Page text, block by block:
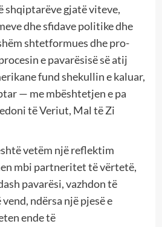
shqiptarëve gjatë viteve,
dhe sfidave politike dhe
shtetformues dhe pro-
e pavarësisë së atij
fund shekullin e kaluar,
— me mbështetjen e pa
të Veriut, Mal të Zi
vetëm një reflektim
mbi partneritet të vërtetë,
pavarësi, vazhdon të
ndërsa një pjesë e
ende të